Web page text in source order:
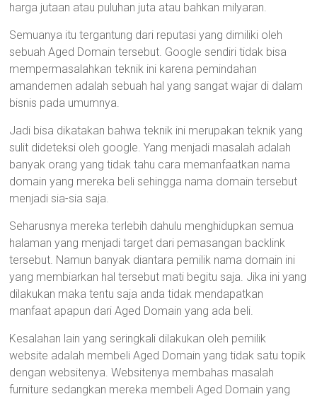
harga jutaan atau puluhan juta atau bahkan milyaran.
Semuanya itu tergantung dari reputasi yang dimiliki oleh
sebuah Aged Domain tersebut. Google sendiri tidak bisa
mempermasalahkan teknik ini karena pemindahan
amandemen adalah sebuah hal yang sangat wajar di dalam
bisnis pada umumnya.
Jadi bisa dikatakan bahwa teknik ini merupakan teknik yang
sulit dideteksi oleh google. Yang menjadi masalah adalah
banyak orang yang tidak tahu cara memanfaatkan nama
domain yang mereka beli sehingga nama domain tersebut
menjadi sia-sia saja.
Seharusnya mereka terlebih dahulu menghidupkan semua
halaman yang menjadi target dari pemasangan backlink
tersebut. Namun banyak diantara pemilik nama domain ini
yang membiarkan hal tersebut mati begitu saja. Jika ini yang
dilakukan maka tentu saja anda tidak mendapatkan
manfaat apapun dari Aged Domain yang ada beli.
Kesalahan lain yang seringkali dilakukan oleh pemilik
website adalah membeli Aged Domain yang tidak satu topik
dengan websitenya. Websitenya membahas masalah
furniture sedangkan mereka membeli Aged Domain yang